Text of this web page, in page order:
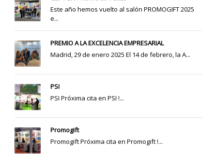
Este año hemos vuelto al salón PROMOGIFT 2025
e...
PREMIO A LA EXCELENCIA EMPRESARIAL
Madrid, 29 de enero 2025 El 14 de febrero, la A...
PSI
PSI Próxima cita en PSI !...
Promogift
Promogift Próxima cita en Promogift !...